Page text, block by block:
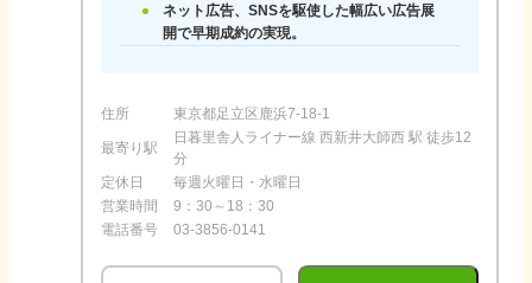
ネット広告、SNSを駆使した幅広い広告展
開で早期成約の実現。
住所 東京都足立区鹿浜7-18-1
最寄り駅
日暮里舎人ライナー線 西新井大師西 駅 徒歩12
分
定休日
毎週火曜日・水曜日
営業時間
9：30～18：30
電話番号
03-3856-0141